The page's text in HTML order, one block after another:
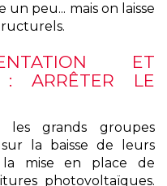
un peu... mais on laisse
ET
: ARRÊTER LE
les grands groupes
la baisse de leurs
la mise en place de
photovoltaïques.